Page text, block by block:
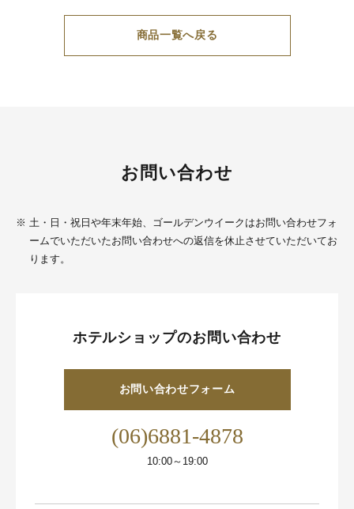
商品一覧へ戻る
お問い合わせ
※ 土・日・祝日や年末年始、ゴールデンウイークはお問い合わせフォ
ームでいただいたお問い合わせへの返信を休止させていただいてお
ります。
ホテルショップのお問い合わせ
お問い合わせフォーム
(06)6881-4878
10:00～19:00